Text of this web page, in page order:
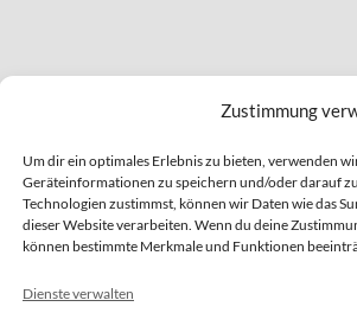
Zustimmung
Um dir ein optimales Erlebnis zu bieten, verwenden
Geräteinformationen zu speichern und/oder darauf
Technologien zustimmst, können wir Daten wie das
dieser Website verarbeiten. Wenn du deine
können bestimmte Merkmale und Funktionen
Dienste verwalten